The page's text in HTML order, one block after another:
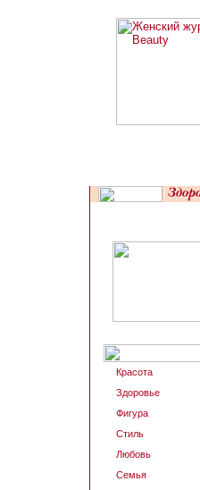
Красота
Здоровье
Фигура
Стиль
Любовь
Семья